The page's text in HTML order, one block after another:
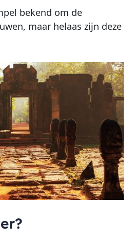
bekend om de
maar helaas zijn deze